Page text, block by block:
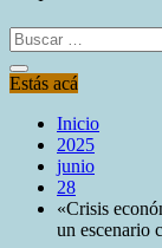
Buscar:
Estás acá
Inicio
2025
junio
28
«Crisis
un escenario